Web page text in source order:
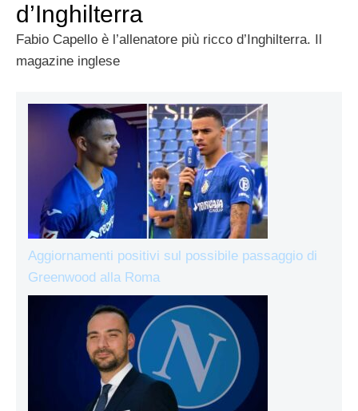
d’Inghilterra
Fabio Capello è l’allenatore più ricco d’Inghilterra. Il
magazine inglese
Aggiornamenti positivi sul possibile passaggio di
Greenwood alla Roma